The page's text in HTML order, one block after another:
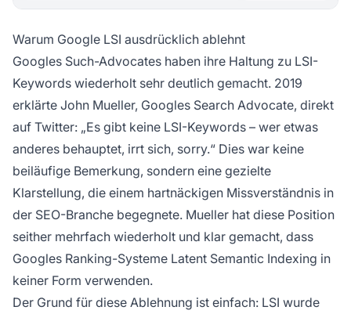
Warum Google LSI ausdrücklich ablehnt
Googles Such-Advocates haben ihre Haltung zu LSI-
Keywords wiederholt sehr deutlich gemacht. 2019
erklärte John Mueller, Googles Search Advocate, direkt
auf Twitter: „Es gibt keine LSI-Keywords – wer etwas
anderes behauptet, irrt sich, sorry.“ Dies war keine
beiläufige Bemerkung, sondern eine gezielte
Klarstellung, die einem hartnäckigen Missverständnis in
der SEO-Branche begegnete. Mueller hat diese Position
seither mehrfach wiederholt und klar gemacht, dass
Googles Ranking-Systeme Latent Semantic Indexing in
keiner Form verwenden.
Der Grund für diese Ablehnung ist einfach: LSI wurde